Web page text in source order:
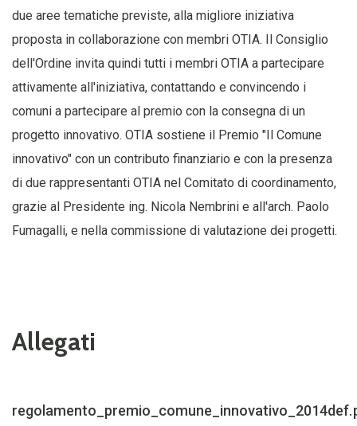
due aree tematiche previste, alla migliore iniziativa
proposta in collaborazione con membri OTIA. Il Consiglio
dell'Ordine invita quindi tutti i membri OTIA a partecipare
attivamente all'iniziativa, contattando e convincendo i
comuni a partecipare al premio con la consegna di un
progetto innovativo. OTIA sostiene il Premio "Il Comune
innovativo" con un contributo finanziario e con la presenza
di due rappresentanti OTIA nel Comitato di coordinamento,
grazie al Presidente ing. Nicola Nembrini e all'arch. Paolo
Fumagalli, e nella commissione di valutazione dei progetti.
Allegati